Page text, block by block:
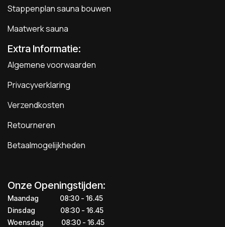
Stappenplan sauna bouwen
Maatwerk sauna
Extra Informatie:
Algemene voorwaarden
Privacyverklaring
Verzendkosten
Retourneren
Betaalmogelijkheden
Onze Openingstijden:
Maandag
​​​08:30 - 16.45​
Dinsdag
​​​​08:30 - 16.45
Woensdag
​08:30 - 16.45